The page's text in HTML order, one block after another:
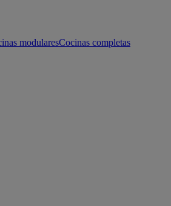
modularesCocinas completas